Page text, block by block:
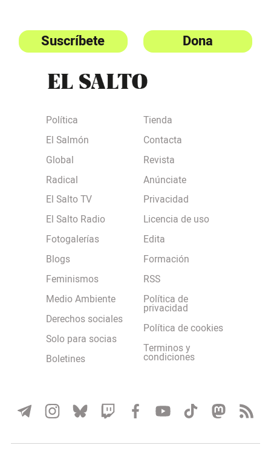
Suscríbete Dona
Política
El Salmón
Global
Radical
El Salto TV
El Salto Radio
Fotogalerías
Blogs
Feminismos
Medio Ambiente
Derechos sociales
Solo para socias
Boletines
Tienda
Contacta
Revista
Anúnciate
Privacidad
Licencia de uso
Edita
Formación
RSS
Política de
privacidad
Política de cookies
Terminos y
condiciones